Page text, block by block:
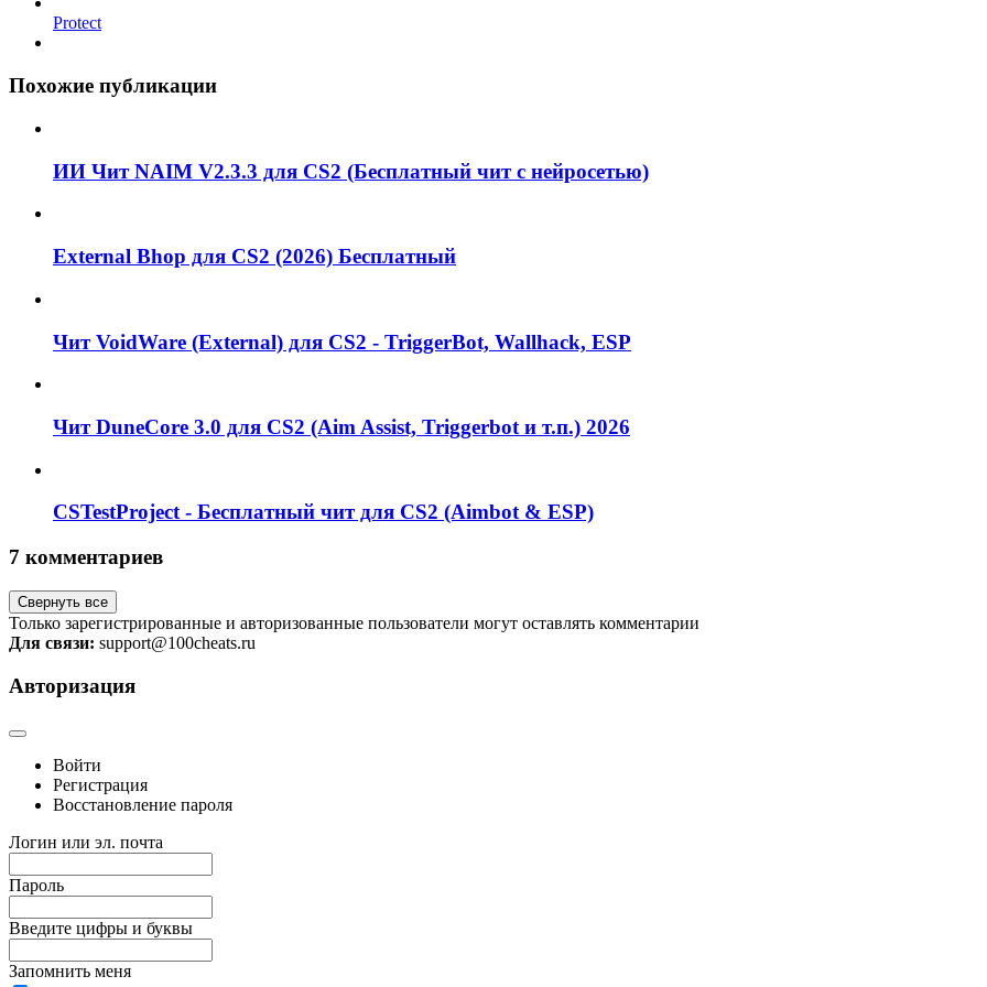
Protect
Похожие публикации
ИИ Чит NAIM V2.3.3 для CS2 (Бесплатный чит с нейросетью)
External Bhop для CS2 (2026) Бесплатный
Чит VoidWare (External) для CS2 - TriggerBot, Wallhack, ESP
Чит DuneCore 3.0 для CS2 (Aim Assist, Triggerbot и т.п.) 2026
CSTestProject - Бесплатный чит для CS2 (Aimbot & ESP)
7 комментариев
Свернуть все
Только зарегистрированные и авторизованные пользователи могут оставлять комментарии
Для связи: support@100cheats.ru
Авторизация
Войти
Регистрация
Восстановление пароля
Логин или эл. почта
Пароль
Введите цифры и буквы
Запомнить меня